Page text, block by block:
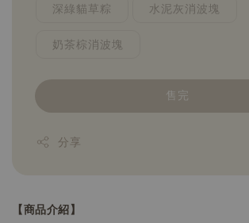
深綠貓草粽 水泥灰消波塊
奶茶棕消波塊
售完
分享
【商品介紹】